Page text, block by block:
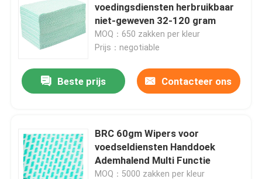
voedingsdiensten herbruikbaar
niet-geweven 32-120 gram
MOQ：650 zakken per kleur
Prijs：negotiable
Beste prijs Contacteer ons
BRC 60gm Wipers voor
voedseldiensten Handdoek
Ademhalend Multi Functie
MOQ：5000 zakken per kleur